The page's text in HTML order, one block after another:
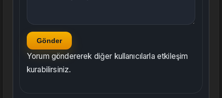
Gönder
Yorum göndererek diğer kullanıcılarla etkileşim
kurabilirsiniz.